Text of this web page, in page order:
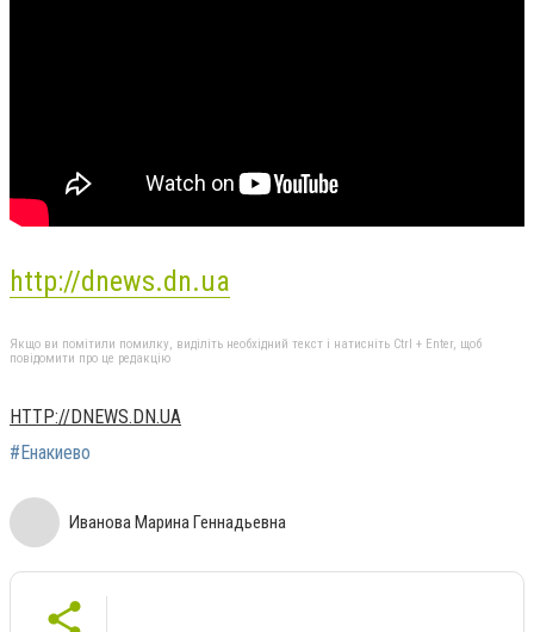
http://dnews.dn.ua
Якщо ви помітили помилку, виділіть необхідний текст і натисніть Ctrl + Enter, щоб
повідомити про це редакцію
HTTP://DNEWS.DN.UA
#Енакиево
Иванова Марина Геннадьевна